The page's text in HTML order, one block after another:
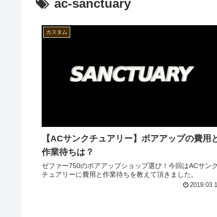
ac-sanctuary
カスタム
【ACサンクチュアリー】ボアアップの費用
作業待ちは？
ゼファー750のボアアップショップ選び！今回はACサン
チュアリーに費用と作業待ちを教えて頂きました。